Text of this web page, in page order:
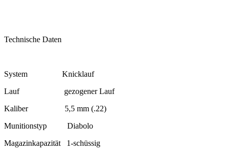
Technische Daten
System Knicklauf
Lauf gezogener Lauf
Kaliber 5,5 mm (.22)
Munitionstyp Diabolo
Magazinkapazität 1-schüssig